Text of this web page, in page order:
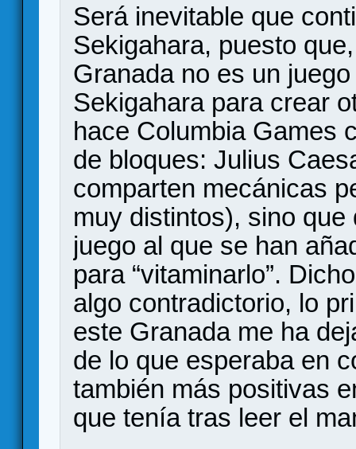
Será inevitable que
Sekigahara, puesto
Granada no es un
Sekigahara para crear
hace Columbia Games
de bloques: Julius
comparten mecánicas
muy distintos), sino
juego al que se han
para “vitaminarlo”.
algo contradictorio, lo
este Granada me ha
de lo que esperaba en
también más positivas
que tenía tras leer el